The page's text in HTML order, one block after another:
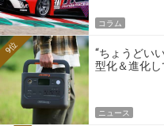
コラム
“ちょうどい
型化＆進化
9位
ニュース